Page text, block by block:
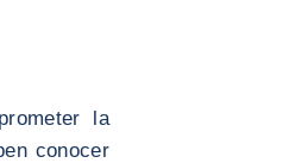
la
conocer